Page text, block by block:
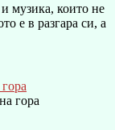
музика, които не
е в разгара си, а